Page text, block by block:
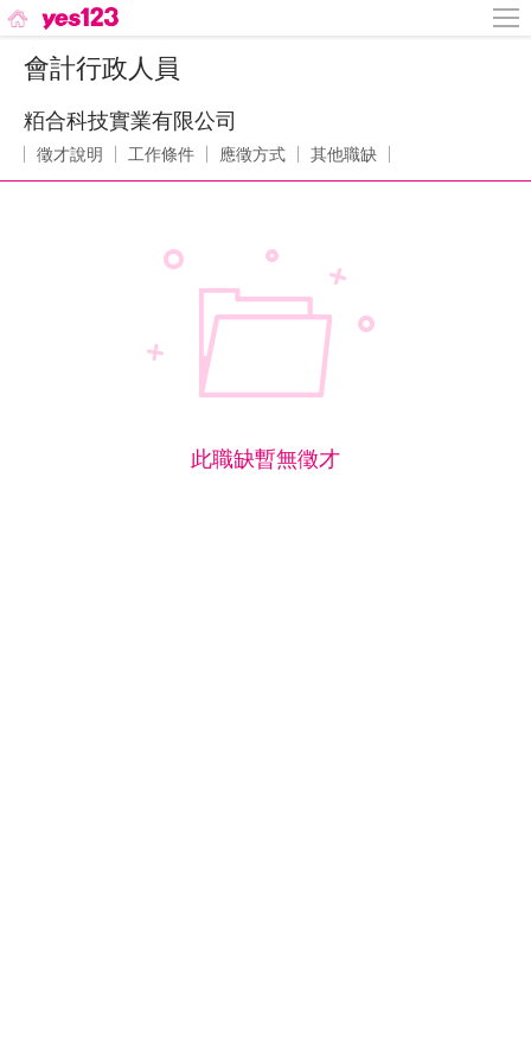
會計行政人員
粨合科技實業有限公司
徵才說明 工作條件 應徵方式 其他職缺
此職缺暫無徵才